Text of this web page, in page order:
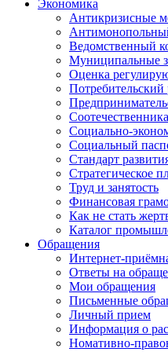
Экономика
Антикризисные
Ведомственный
Муниципальные
Оценка
Социально-
Социальный
Стандарт
Стратегическое
Труд и занятость
Финансовая
Как не стать
Каталог
Обращения
Интернет-
Ответы на
Мои обращения
Письменные
Личный прием
Информация о
Номативно-